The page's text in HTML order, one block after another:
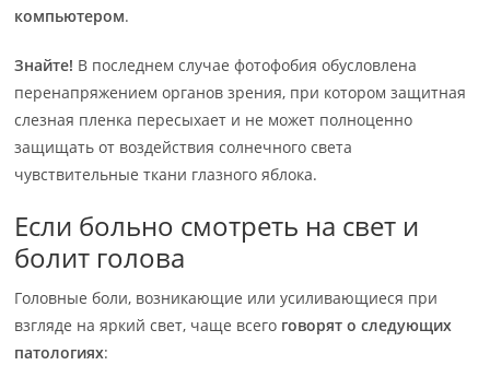
компьютером.
Знайте! В последнем случае фотофобия обусловлена
перенапряжением органов зрения, при котором защитная
слезная пленка пересыхает и не может полноценно
защищать от воздействия солнечного света
чувствительные ткани глазного яблока.
Если больно смотреть на свет и
болит голова
Головные боли, возникающие или усиливающиеся при
взгляде на яркий свет, чаще всего говорят о следующих
патологиях: